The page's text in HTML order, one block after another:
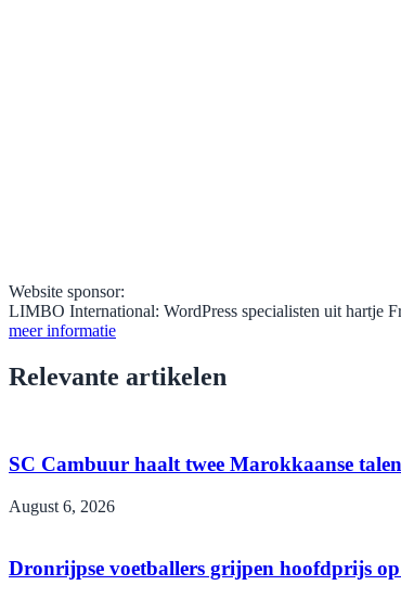
Website sponsor:
LIMBO International: WordPress specialisten uit hartje
meer informatie
Relevante artikelen
SC Cambuur haalt twee Marokkaanse
August 6, 2026
Dronrijpse voetballers grijpen hoofdprijs